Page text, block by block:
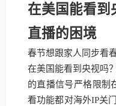
在美国能看到
直播的困境
春节想跟家人同步看
在美国能看到央视吗
的直播信号严格限制
看功能都对海外IP关